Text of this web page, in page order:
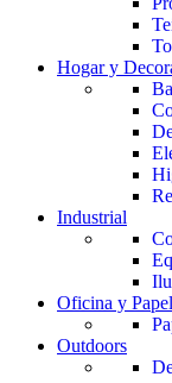
Hogar y
Industrial
Oficina y
Outdoors